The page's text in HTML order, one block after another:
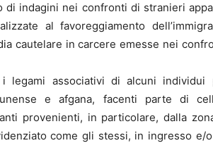
di indagini nei confronti di stranieri
al favoreggiamento
cautelare in carcere emesse nei
legami associativi di alcuni
e afgana, facenti parte di
provenienti, in particolare, dalla
come gli stessi, in ingresso